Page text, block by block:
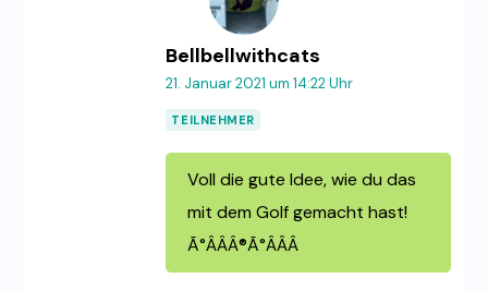
Bellbellwithcats
21. Januar 2021 um 14:22 Uhr
TEILNEHMER
Voll die gute Idee, wie du das
mit dem Golf gemacht hast!
Ã°ÂÂÂ®Ã°ÂÂÂ